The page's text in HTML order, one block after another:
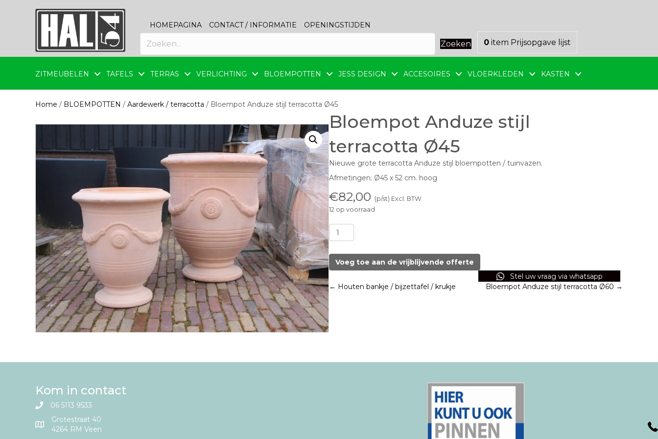
HOMEPAGINA CONTACT / INFORMATIE OPENINGSTIJDEN
Zoeken 0 item Prijsopgave lijst
ZITMEUBELEN TAFELS TERRAS VERLICHTING BLOEMPOTTEN JESS DESIGN ACCESOIRES VLOERKLEDEN KASTEN
Home / BLOEMPOTTEN / Aardewerk / terracotta / Bloempot Anduze stijl terracotta Ø45
Bloempot Anduze stijl
terracotta Ø45
Nieuwe grote terracotta Anduze stijl bloempotten / tuinvazen.
Afmetingen: Ø45 x 52 cm. hoog
€82,00 (p/st) Excl. BTW
12 op voorraad
Bloempot
Anduze
terracotta
Ø45
Voeg toe aan de vrijblijvende offerte
Stel uw vraag via whatsapp
Posts
← Houten bankje / bijzettafel / krukje Bloempot Anduze stijl terracotta Ø60 →
Kom in contact
06 5113 9533
Grotestraat 40
4264 RM Veen